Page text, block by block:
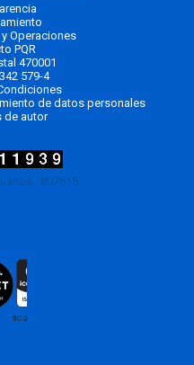
Operaciones
PQR
470001
579-4
de datos personales
de autor
: 807615